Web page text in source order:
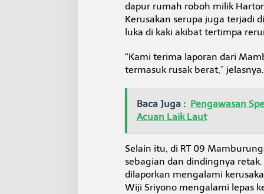
dapur rumah roboh milik
Kerusakan serupa juga terjadi
luka di kaki akibat tertimpa
“Kami terima laporan dari
termasuk rusak berat,” jelasnya.
Baca Juga : Pengawasan
Acuan Laik Laut
Selain itu, di RT 09
sebagian dan dindingnya
dilaporkan mengalami
Wiji Sriyono mengalami lepas